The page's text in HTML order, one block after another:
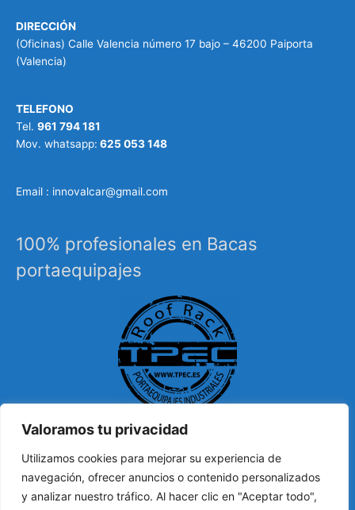
Valoramos tu privacidad
Utilizamos cookies para mejorar su experiencia de
navegación, ofrecer anuncios o contenido personalizados
y analizar nuestro tráfico. Al hacer clic en "Aceptar todo",
DIRECCIÓN
(Oficinas) Calle Valencia número 17 bajo – 46200 Paiporta
(Valencia)
TELEFONO
Tel. 961 794 181
Mov. whatsapp: 625 053 148
Email : innovalcar@gmail.com
100% profesionales en Bacas
portaequipajes
industriales, barras de techo, carrocería, etc…